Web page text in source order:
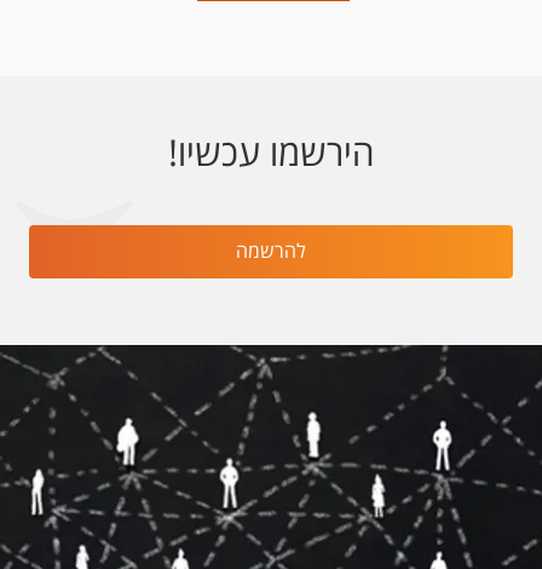
הירשמו עכשיו!
להרשמה